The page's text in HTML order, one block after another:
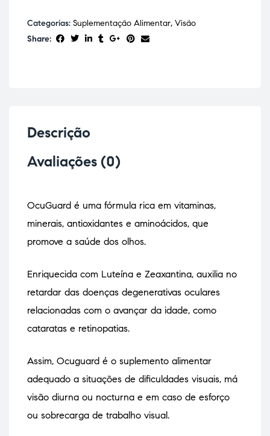
Categorias: Suplementação Alimentar, Visão
Share:
Descrição
Avaliações (0)
OcuGuard é uma fórmula rica em vitaminas,
minerais, antioxidantes e aminoácidos, que
promove a saúde dos olhos.
Enriquecida com Luteína e Zeaxantina, auxilia no
retardar das doenças degenerativas oculares
relacionadas com o avançar da idade, como
cataratas e retinopatias.
Assim, Ocuguard é o suplemento alimentar
adequado a situações de dificuldades visuais, má
visão diurna ou nocturna e em caso de esforço
ou sobrecarga de trabalho visual.